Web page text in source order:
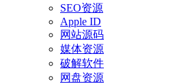
SEO资源
Apple ID
网站源码
媒体资源
破解软件
网盘资源